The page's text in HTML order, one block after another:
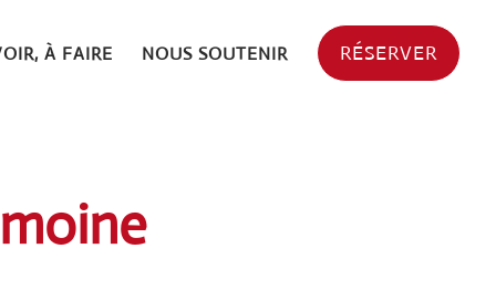
À FAIRE NOUS SOUTENIR RÉSERVER